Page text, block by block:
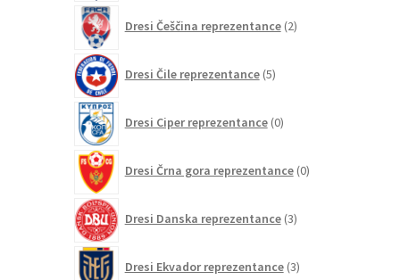
Dresi Češčina reprezentance 2izdelka
Dresi Čile reprezentance 5izdelkov
Dresi Ciper reprezentance 0izdelkov
Dresi Črna gora reprezentance 0izdelkov
Dresi Danska reprezentance 3izdelki
Dresi Ekvador reprezentance 3izdelki